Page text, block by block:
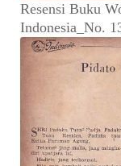
Resensi Buku
Indonesia_No.